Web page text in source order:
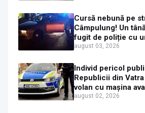
Cursă nebună pe
Câmpulung! Un
fugit de poliție cu
oprit într-un gard de
august 03, 2026
Individ pericol
Republicii din
volan cu mașina
în plină zi
august 02, 2026